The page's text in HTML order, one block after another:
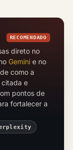
RECOMENDADO
direto no
Gemini e no
como a
citada e
pontos de
fortalecer a